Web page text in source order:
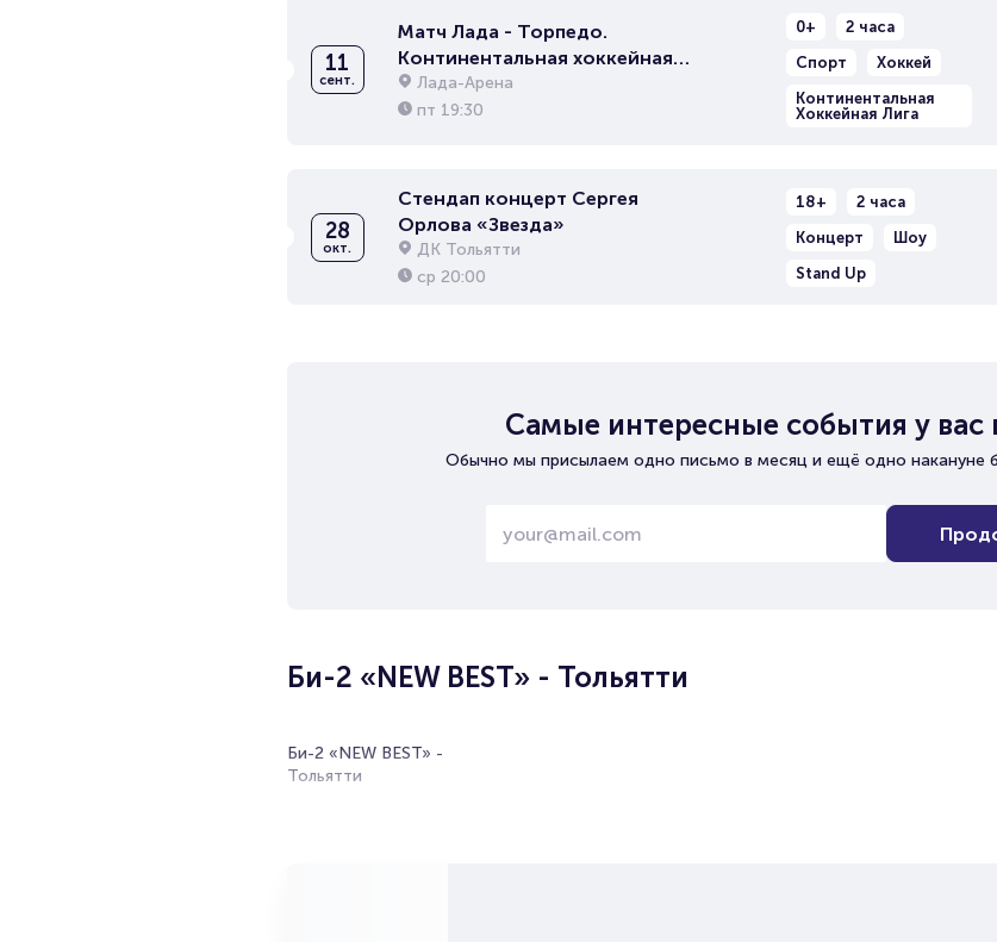
11
сент.
Матч Лада - Торпедо.
Континентальная хоккейная
лигаЛада-Арена
пт 19:30
0+
2 часа
Спорт
Хоккей
Континентальная
Хоккейная Лига
28
окт.
Стендап концерт Сергея
Орлова «Звезда»
ДК Тольятти
ср 20:00
18+
2 часа
Концерт
Шоу
Stand Up
Самые интересные события у вас
Обычно мы присылаем одно письмо в месяц и ещё одно накануне
Би-2 «NEW BEST» - Тольятти
Би-2 «NEW BEST» -
Тольятти